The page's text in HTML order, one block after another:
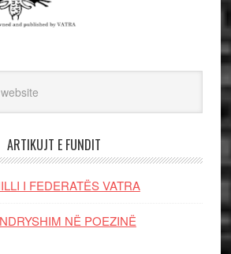
ARTIKUJT E FUNDIT
I FEDERATËS VATRA
NË POEZINË